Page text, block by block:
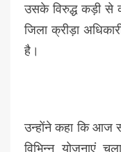
उसके विरुद्ध कड़ी से
जिला क्रीड़ा
है।
उन्होंने कहा कि आज
विभिन्न योजनाएं